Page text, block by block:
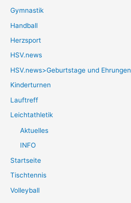
Gymnastik
Handball
Herzsport
HSV.news
HSV.news>Geburtstage und Ehrungen
Kinderturnen
Lauftreff
Leichtathletik
Aktuelles
INFO
Startseite
Tischtennis
Volleyball